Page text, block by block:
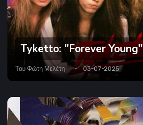
Tyketto: "Forever Young"
Του Φώτη Μελέτη 03-07-2025